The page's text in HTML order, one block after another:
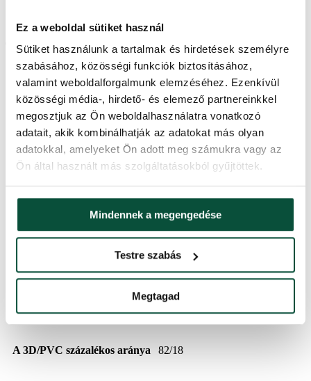
Ez a weboldal sütiket használ
Sütiket használunk a tartalmak és hirdetések személyre
szabásához, közösségi funkciók biztosításához,
valamint weboldalforgalmunk elemzéséhez. Ezenkívül
közösségi média-, hirdető- és elemező partnereinkkel
megosztjuk az Ön weboldalhasználatra vonatkozó
adatait, akik kombinálhatják az adatokat más olyan
adatokkal, amelyeket Ön adott meg számukra vagy az
Ön által használt más szolgáltatásokból gyűjtöttek.
Mindennek a megengedése
Testre szabás
Megtagad
stabil fémtalp a csomag része
Termékparaméterek
Szállítási idő 2 nap
Ágak teljes száma
Magasság (állvánnyal) 180 cm
3D ágak száma 1555
Szélesség 105 cm
PVC ágak száma 344
Kivitelezés Sűrű
A 3D/PVC százalékos aránya 82/18